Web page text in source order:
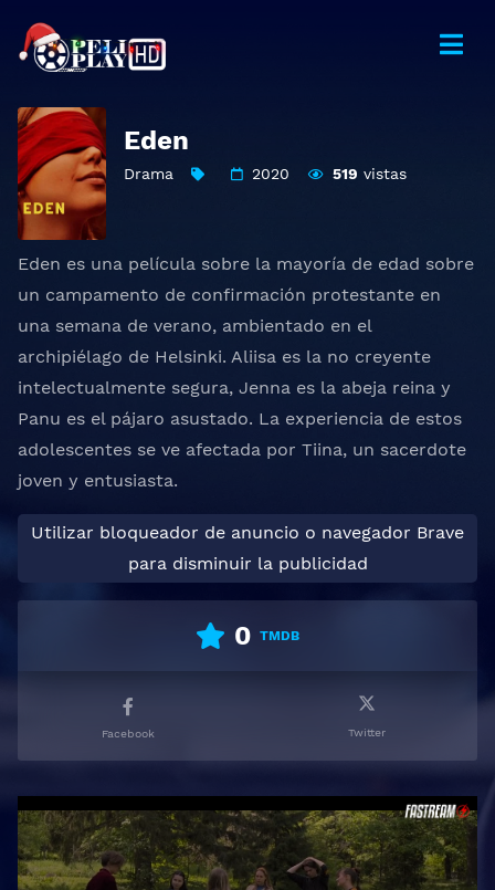
Eden
Drama 2020 519 vistas
Eden es una película sobre la mayoría de edad sobre
un campamento de confirmación protestante en
una semana de verano, ambientado en el
archipiélago de Helsinki. Aliisa es la no creyente
intelectualmente segura, Jenna es la abeja reina y
Panu es el pájaro asustado. La experiencia de estos
adolescentes se ve afectada por Tiina, un sacerdote
joven y entusiasta.
Utilizar bloqueador de anuncio o navegador Brave
para disminuir la publicidad
0 TMDB
Facebook Twitter